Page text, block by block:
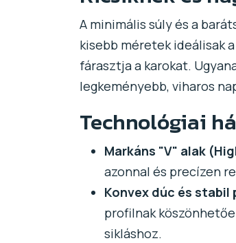
A minimális súly és a
kisebb méretek ideálisak
fárasztja a karokat.
legkeményebb, viharos
Technológiai
Markáns "V" alak
azonnal és precízen
Konvex dúc és stabil
profilnak
sikláshoz.